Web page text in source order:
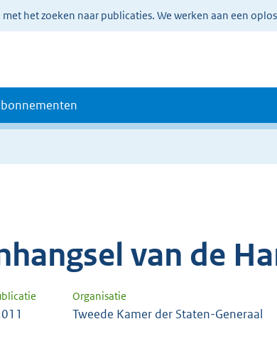
het zoeken naar publicaties. We werken aan een
van de
Organisatie
Tweede Kamer der Staten-Generaal